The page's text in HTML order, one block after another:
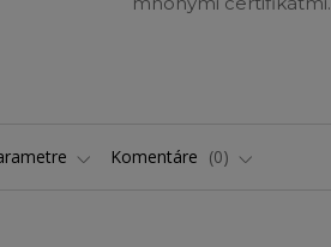
Komentáre 0